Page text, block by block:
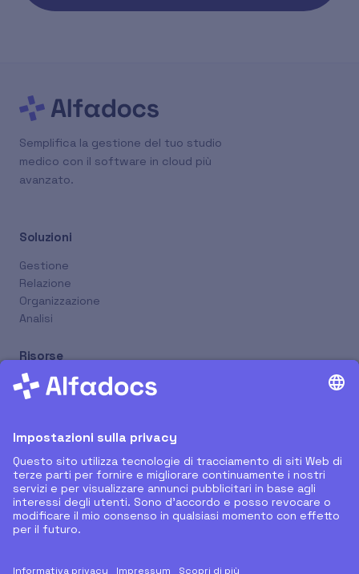
Semplifica la gestione del tuo studio
medico con il software in cloud più
avanzato.
Soluzioni
Gestione
Relazione
Organizzazione
Analisi
Risorse
Nuovi Rilasci
Supporto Remoto
Blog
Prenota Online
Azienda
Chi Siamo
Partner